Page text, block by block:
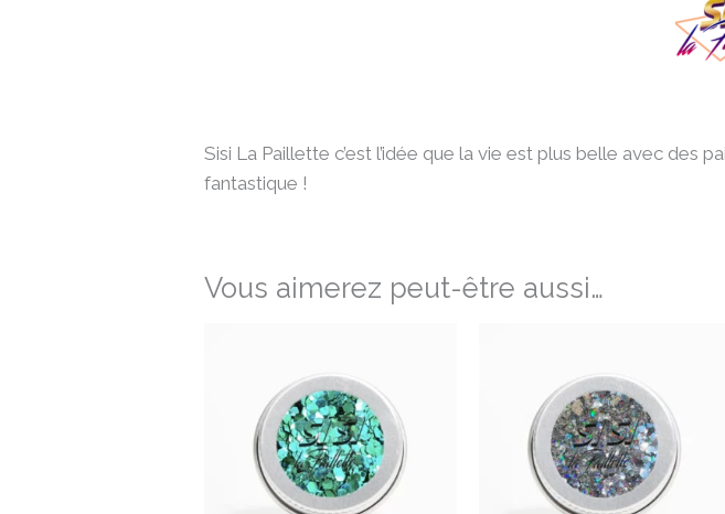
Sisi La Paillette c’est l’idée que la vie est plus belle avec des
fantastique !
Vous aimerez peut-être aussi…